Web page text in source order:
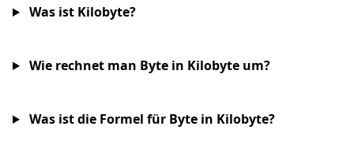
Was ist Kilobyte?
Wie rechnet man Byte in Kilobyte um?
Was ist die Formel für Byte in Kilobyte?